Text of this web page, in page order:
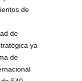
de
de
ya
de